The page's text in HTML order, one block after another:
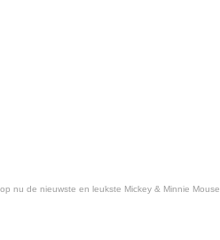
nu de nieuwste en leukste Mickey & Minnie Mouse